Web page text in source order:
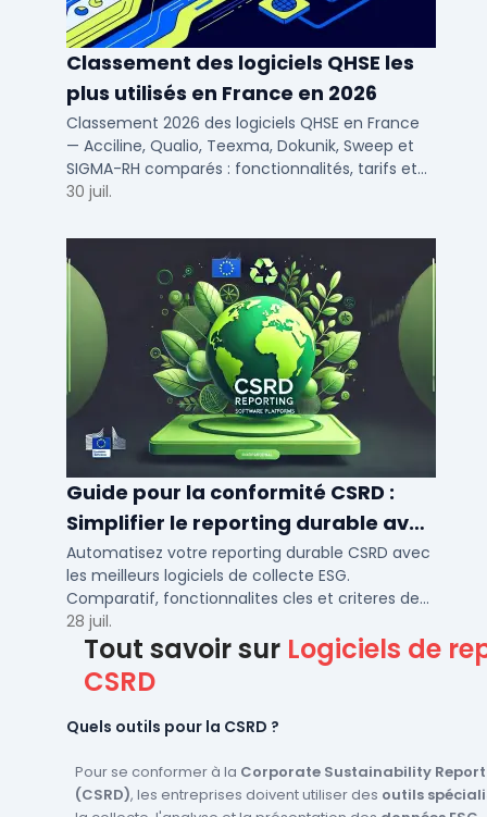
Classement des logiciels QHSE les
plus utilisés en France en 2026
Classement 2026 des logiciels QHSE en France
— Acciline, Qualio, Teexma, Dokunik, Sweep et
SIGMA-RH comparés : fonctionnalités, tarifs et
déploiement SaaS pour PME et ETI.
30 juil.
Guide pour la conformité CSRD :
Simplifier le reporting durable avec
des logiciels automatisés
Automatisez votre reporting durable CSRD avec
les meilleurs logiciels de collecte ESG.
Comparatif, fonctionnalites cles et criteres de
choix pour PME et ETI en 2026.
28 juil.
Tout savoir sur Logiciels de
CSRD
Quels outils pour la CSRD ?
Pour se conformer à la Corporate Sustainability
(CSRD), les entreprises doivent utiliser des outils